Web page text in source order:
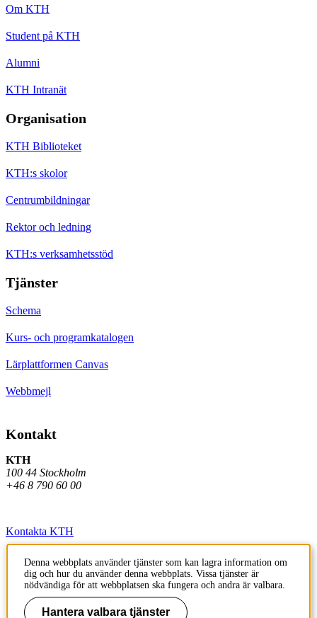
Om KTH
Student på KTH
Alumni
KTH Intranät
Organisation
KTH Biblioteket
KTH:s skolor
Centrumbildningar
Rektor och ledning
KTH:s verksamhetsstöd
Tjänster
Schema
Kurs- och programkatalogen
Lärplattformen Canvas
Webbmejl
Kontakt
KTH
100 44 Stockholm
+46 8 790 60 00
Kontakta KTH
Jobba på KTH
Press och media
Faktura och betalning KTH
Denna webbplats använder tjänster som kan lagra information om
dig och hur du använder denna webbplats. Vissa tjänster är
nödvändiga för att webbplatsen ska fungera och andra är valbara.
Hantera valbara tjänster